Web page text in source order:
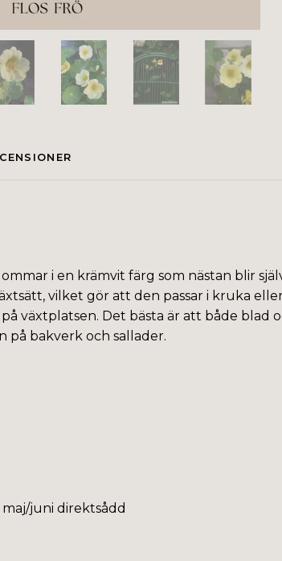
i en krämvit färg som nästan blir
vilket gör att den passar i kruka
växtplatsen. Det bästa är att både blad
på bakverk och sallader.
juni direktsådd